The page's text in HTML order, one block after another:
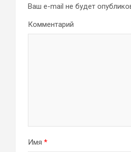
Ваш e-mail не будет
Комментарий
Имя *